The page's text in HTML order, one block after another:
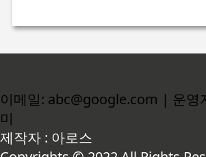
이메일: abc@google.com | 운영
미
제작자 : 아로스